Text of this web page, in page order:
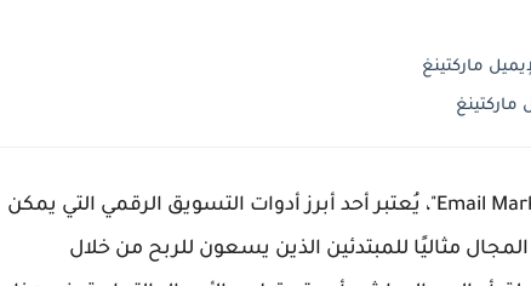
ماركتينغ
ماركتينغ
التسويق عبر البريد الإلكتروني، أو ما يُعرف بـ"Email Marketing"، يُعتبر أحد أبرز أدوات التسويق الرقمي التي يمكن
مثاليًا للمبتدئين الذين يسعون للربح من خلال